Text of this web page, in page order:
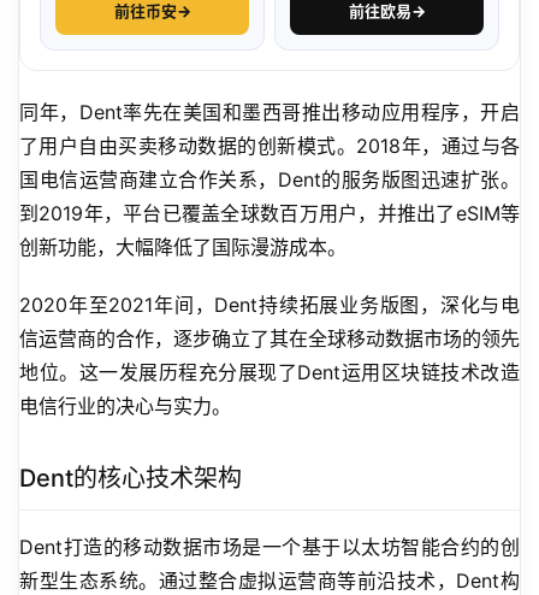
前往币安→ 前往欧易→
同年，Dent率先在美国和墨西哥推出移动应用程序，开启
了用户自由买卖移动数据的创新模式。2018年，通过与各
国电信运营商建立合作关系，Dent的服务版图迅速扩张。
到2019年，平台已覆盖全球数百万用户，并推出了eSIM等
创新功能，大幅降低了国际漫游成本。
2020年至2021年间，Dent持续拓展业务版图，深化与电
信运营商的合作，逐步确立了其在全球移动数据市场的领先
地位。这一发展历程充分展现了Dent运用区块链技术改造
电信行业的决心与实力。
Dent的核心技术架构
Dent打造的移动数据市场是一个基于以太坊智能合约的创
新型生态系统。通过整合虚拟运营商等前沿技术，Dent构